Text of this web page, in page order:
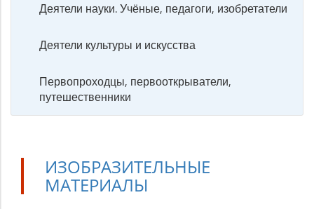
Деятели науки. Учёные, педагоги, изобретатели
Деятели культуры и искусства
Первопроходцы, первооткрыватели,
путешественники
ИЗОБРАЗИТЕЛЬНЫЕ
МАТЕРИАЛЫ